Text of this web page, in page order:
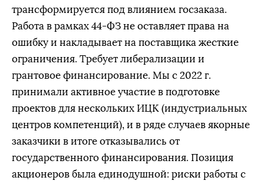
трансформируется под влиянием госзаказа.
Работа в рамках 44-ФЗ не оставляет права на
ошибку и накладывает на поставщика жесткие
ограничения. Требует либерализации и
грантовое финансирование. Мы с 2022 г.
принимали активное участие в подготовке
проектов для нескольких ИЦК (индустриальных
центров компетенций), и в ряде случаев якорные
заказчики в итоге отказывались от
государственного финансирования. Позиция
акционеров была единодушной: риски работы с